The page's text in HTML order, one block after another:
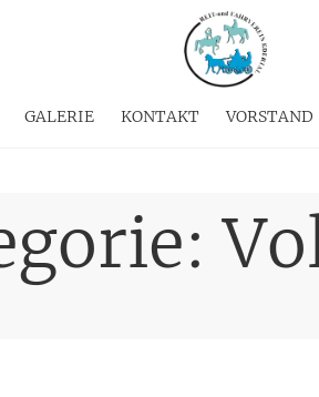
GALERIE KONTAKT VORSTAND